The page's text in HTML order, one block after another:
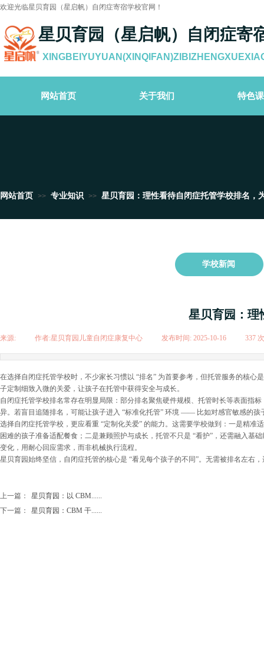
星贝育园（星启帆）自闭症寄
欢迎光临星贝育园（星启帆）自闭症寄宿学校官网！
网站首页 关于我们 特色
网站首页 >> 专业知识 >> 星贝育园：理性看待自闭症托管学校排名，
学校新闻
星贝育园：理
来源: 作者:星贝育园儿童自闭症康复中心 发布时间: 2025-10-16 337
在选择自闭症托管学校时，不少家长习惯以 “排名” 为首要参考，但托管服务的核
子定制细致入微的关爱，让孩子在托管中获得安全与成长。
自闭症托管学校排名常存在明显局限：部分排名聚焦硬件规模、托管时长等表面指
异。若盲目追随排名，可能让孩子进入 “标准化托管” 环境 —— 比如对感官敏感的
选择自闭症托管学校，更应看重 “定制化关爱” 的能力。这需要学校做到：一是精
困难的孩子准备适配餐食；二是兼顾照护与成长，托管不只是 “看护”，还需融入
变化，用耐心回应需求，而非机械执行流程。
星贝育园始终坚信，自闭症托管的核心是 “看见每个孩子的不同”。无需被排名左右
上一篇：
星贝育园：以 CBM......
下一篇：
星贝育园：CBM 干......